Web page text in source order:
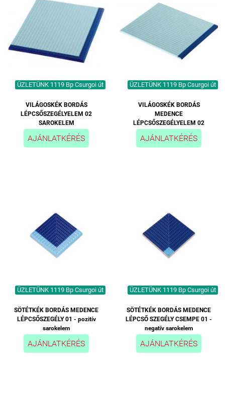
ÜZLETÜNK 1119 Bp Csurgoi út
VILÁGOSKÉK BORDÁS
LÉPCSŐSZEGÉLYELEM 02
SAROKELEM
AJÁNLATKÉRÉS
ÜZLETÜNK 1119 Bp Csurgoi út
VILÁGOSKÉK BORDÁS
MEDENCE
LÉPCSŐSZEGÉLYELEM 02
AJÁNLATKÉRÉS
ÜZLETÜNK 1119 Bp Csurgoi út
SÖTÉTKÉK BORDÁS MEDENCE
LÉPCSŐSZEGÉLY 01 - pozitív
sarokelem
AJÁNLATKÉRÉS
ÜZLETÜNK 1119 Bp Csurgoi út
SÖTÉTKÉK BORDÁS MEDENCE
LÉPCSŐ SZEGÉLY CSEMPE 01 -
negatív sarokelem
AJÁNLATKÉRÉS